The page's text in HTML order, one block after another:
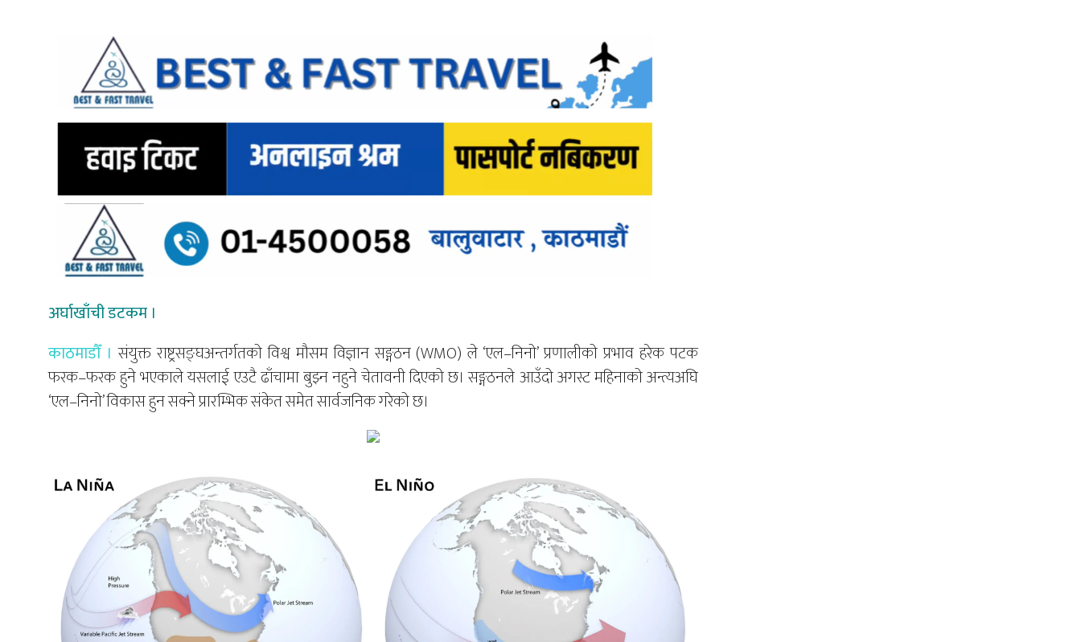
अर्घाखाँची डटकम ।
काठमाडौँ । संयुक्त राष्ट्रसङ्घअन्तर्गतको विश्व मौसम विज्ञान सङ्गठन (WMO) ले ‘एल–निनो’ प्रणालीको प्रभाव हरेक पटक
फरक–फरक हुने भएकाले यसलाई एउटै ढाँचामा बुझ्न नहुने चेतावनी दिएको छ। सङ्गठनले आउँदो अगस्ट महिनाको अन्त्यअघि
‘एल–निनो’ विकास हुन सक्ने प्रारम्भिक संकेत समेत सार्वजनिक गरेको छ।